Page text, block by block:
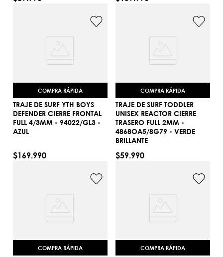
COMPRA RÁPIDA
14
TRAJE DE SURF YTH BOYS
DEFENDER CIERRE FRONTAL
FULL 4/3MM - 94022/GL3 -
AZUL
$169.990
COMPRA RÁPIDA
2
AGREGAR AL CARRITO
TRAJE DE SURF TODDLER
UNISEX REACTOR CIERRE
TRASERO FULL 2MM -
4868OA5/8G79 - VERDE
BRILLANTE
$59.990
COMPRA RÁPIDA COMPRA RÁPIDA